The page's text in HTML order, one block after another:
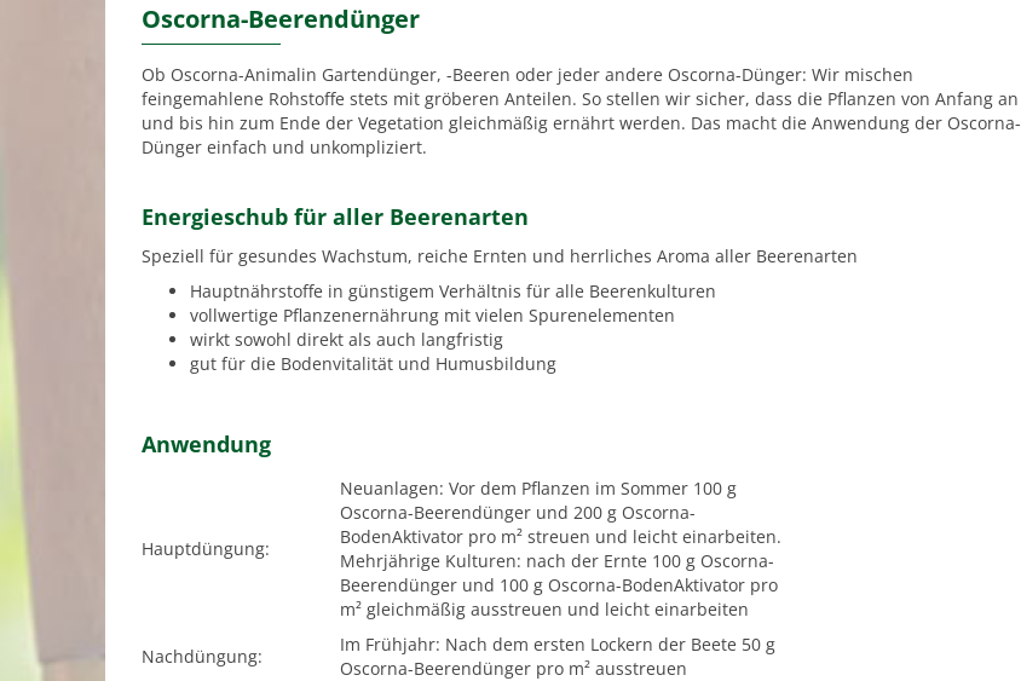
Oscorna-Beerendünger
Ob Oscorna-Animalin Gartendünger, -Beeren oder jeder andere Oscorna-Dünger: Wir mischen
feingemahlene Rohstoffe stets mit gröberen Anteilen. So stellen wir sicher, dass die Pflanzen von Anfang an
und bis hin zum Ende der Vegetation gleichmäßig ernährt werden. Das macht die Anwendung der Oscorna-
Dünger einfach und unkompliziert.
Energieschub für aller Beerenarten
Speziell für gesundes Wachstum, reiche Ernten und herrliches Aroma aller Beerenarten
Hauptnährstoffe in günstigem Verhältnis für alle Beerenkulturen
vollwertige Pflanzenernährung mit vielen Spurenelementen
wirkt sowohl direkt als auch langfristig
gut für die Bodenvitalität und Humusbildung
Anwendung
Hauptdüngung:
Neuanlagen: Vor dem Pflanzen im Sommer 100 g
Oscorna-Beerendünger und 200 g Oscorna-
BodenAktivator pro m² streuen und leicht einarbeiten.
Mehrjährige Kulturen: nach der Ernte 100 g Oscorna-
Beerendünger und 100 g Oscorna-BodenAktivator pro
m² gleichmäßig ausstreuen und leicht einarbeiten
Nachdüngung:
Im Frühjahr: Nach dem ersten Lockern der Beete 50 g
Oscorna-Beerendünger pro m² ausstreuen